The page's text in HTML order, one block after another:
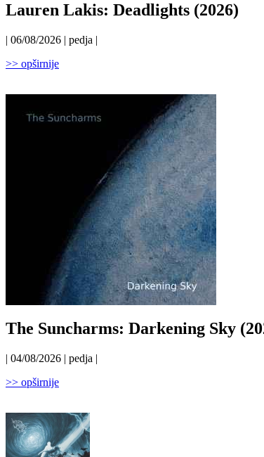
Lauren Lakis: Deadlights (2026)
| 06/08/2026 | pedja |
>> opširnije
The Suncharms: Darkening Sky
| 04/08/2026 | pedja |
>> opširnije